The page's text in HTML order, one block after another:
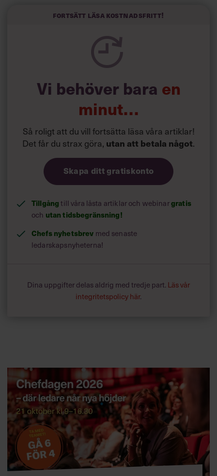
Vilka reaktioner fick du från omvärlden?
”Det har varit allt igenom positiva reaktioner. Jag
har fått ett fantastiskt stöd från arbetsgivare,
chefer och medarbetare. Och efter ett tag blev det
normal vardag: Jag är Caroline och det kändes
Under måndagskvällen hölls QX-galan för den
i ordningen och då fick Caroline ta
med stor glädje.
Fortsätt läsa kostnadsfritt!
Vi behöver bara en
minut…
Så roligt att du vill fortsätta läsa våra artiklar!
Det får du strax göra, utan att betala något.
Skapa ditt gratiskonto
Tillgång till våra låsta artiklar och webinargratis
och utan tidsbegränsning!
Chefs nyhetsbrev med senaste
ledarskapsnyheterna!
Dina uppgifter delas aldrig med tredje part. Läs vår
integritetspolicy här.